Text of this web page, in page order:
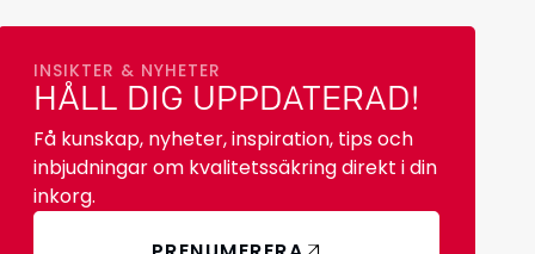
INSIKTER & NYHETER
HÅLL DIG UPPDATERAD!
Få kunskap, nyheter, inspiration, tips och
inbjudningar om kvalitetssäkring direkt i din
inkorg.